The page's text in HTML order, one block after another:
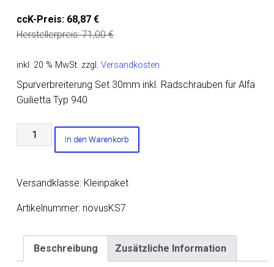
ccK-Preis: 68,87€
Herstellerpreis:71,00€
inkl. 20 % MwSt. zzgl.Versandkosten
Spurverbreiterung Set 30mm inkl. Radschrauben für Alfa
Guilietta Typ 940
Spurverbreiterung
Set
für
Guilietta
In den Warenkorb
Versandklasse: Kleinpaket
Artikelnummer: novusKS7
Beschreibung Zusätzliche Information